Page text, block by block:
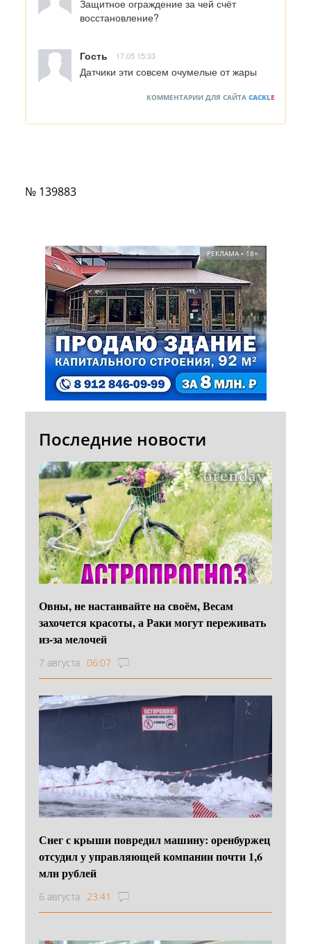
Защитное ограждение за чей счёт
восстановление?
Гость 17.05 15:33
Датчики эти совсем очумелые от жары
КОММЕНТАРИИ ДЛЯ САЙТА CACKLE
№ 139883
РЕКЛАМА • 18+
Последние новости
Овны, не настаивайте на своём, Весам
захочется красоты, а Раки могут переживать
из-за мелочей
7 августа 06:07
Снег с крыши повредил машину: оренбуржец
отсудил у управляющей компании почти 1,6
млн рублей
6 августа 23:41